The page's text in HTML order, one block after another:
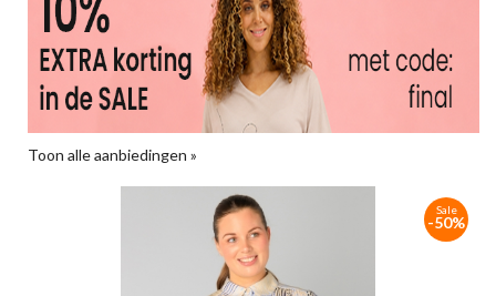
Toon alle aanbiedingen »
Sale
-50%